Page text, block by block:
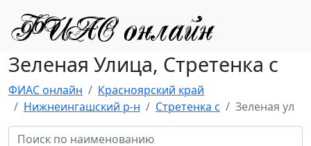
Зеленая Улица, Стретенка с
ФИАС онлайн
Красноярский край
Нижнеингашский р-н
Стретенка с Зеленая ул